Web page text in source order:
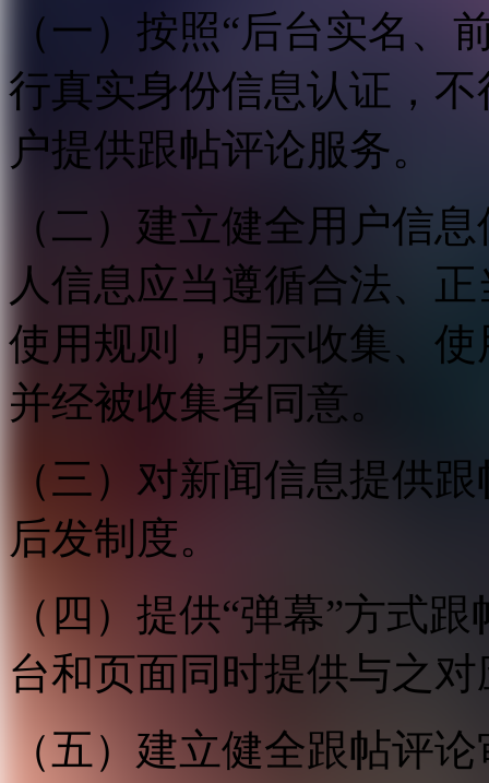
（一）按照“后台实名、
行真实身份信息认证，
户提供跟帖评论服务。
（二）建立健全用户信
人信息应当遵循合法、
使用规则，明示收集、
并经被收集者同意。
（三）对新闻信息提供
后发制度。
（四）提供“弹幕”方式
台和页面同时提供与之
（五）建立健全跟帖评